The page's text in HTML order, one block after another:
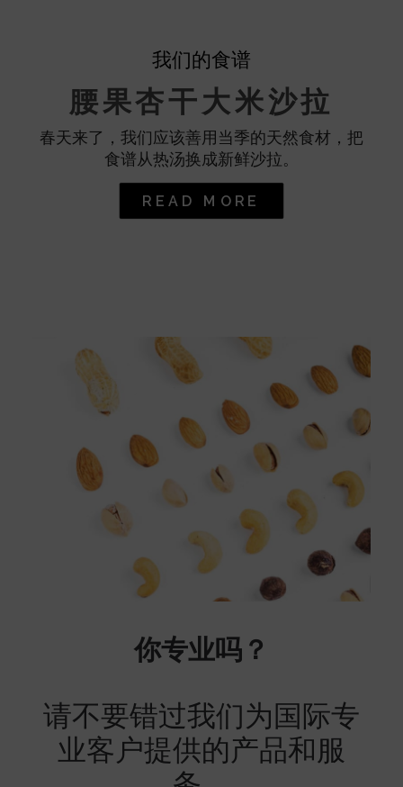
我们的食谱
腰果杏干大米沙拉
春天来了，我们应该善用当季的天然食材，把
食谱从热汤换成新鲜沙拉。
READ MORE
你专业吗？
请不要错过我们为国际专
业客户提供的产品和服